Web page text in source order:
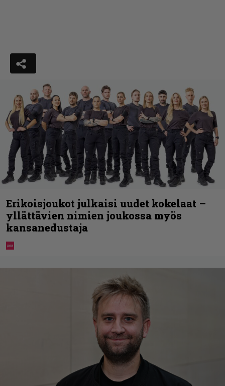
Erikoisjoukot julkaisi uudet kokelaat –
yllättävien nimien joukossa myös
kansanedustaja